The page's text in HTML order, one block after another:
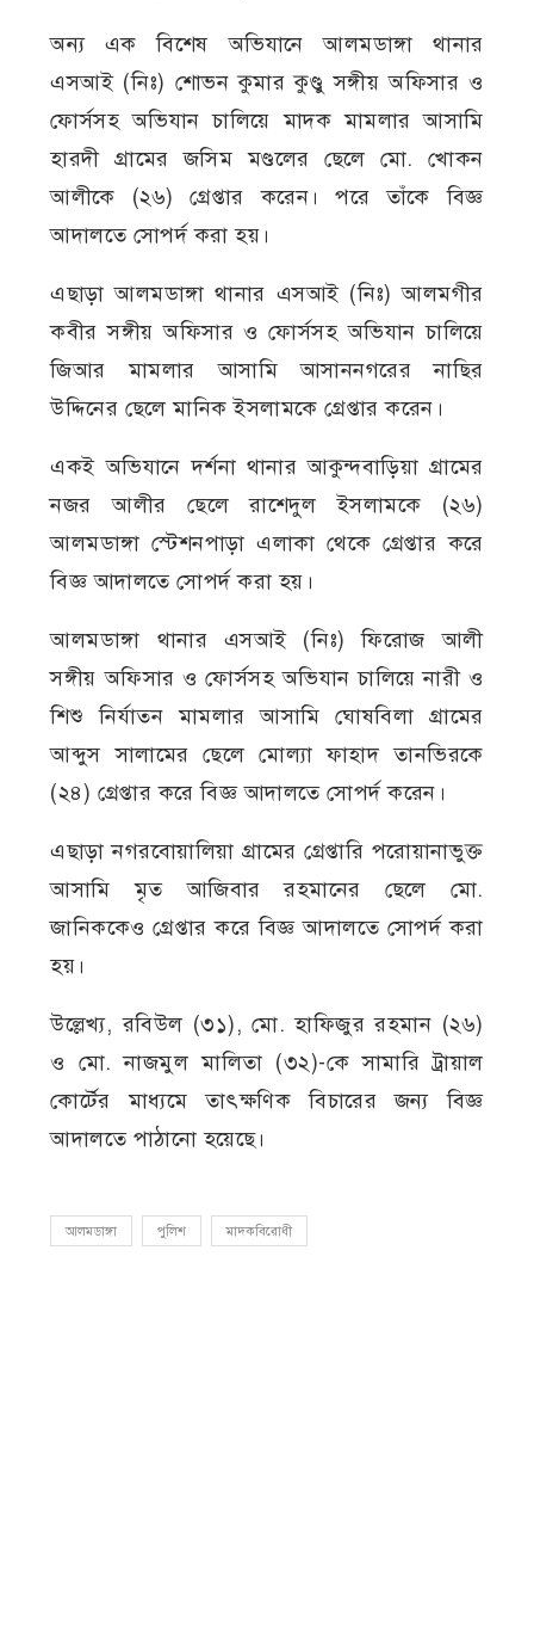
অন্য এক বিশেষ অভিযানে আলমডাঙ্গা থানার
এসআই (নিঃ) শোভন কুমার কুণ্ডু সঙ্গীয় অফিসার ও
ফোর্সসহ অভিযান চালিয়ে মাদক মামলার আসামি
হারদী গ্রামের জসিম মণ্ডলের ছেলে মো. খোকন
আলীকে (২৬) গ্রেপ্তার করেন। পরে তাঁকে বিজ্ঞ
আদালতে সোপর্দ করা হয়।
এছাড়া আলমডাঙ্গা থানার এসআই (নিঃ) আলমগীর
কবীর সঙ্গীয় অফিসার ও ফোর্সসহ অভিযান চালিয়ে
জিআর মামলার আসামি আসাননগরের নাছির
উদ্দিনের ছেলে মানিক ইসলামকে গ্রেপ্তার করেন।
একই অভিযানে দর্শনা থানার আকুন্দবাড়িয়া গ্রামের
নজর আলীর ছেলে রাশেদুল ইসলামকে (২৬)
আলমডাঙ্গা স্টেশনপাড়া এলাকা থেকে গ্রেপ্তার করে
বিজ্ঞ আদালতে সোপর্দ করা হয়।
আলমডাঙ্গা থানার এসআই (নিঃ) ফিরোজ আলী
সঙ্গীয় অফিসার ও ফোর্সসহ অভিযান চালিয়ে নারী ও
শিশু নির্যাতন মামলার আসামি ঘোষবিলা গ্রামের
আব্দুস সালামের ছেলে মোল্যা ফাহাদ তানভিরকে
(২৪) গ্রেপ্তার করে বিজ্ঞ আদালতে সোপর্দ করেন।
এছাড়া নগরবোয়ালিয়া গ্রামের গ্রেপ্তারি পরোয়ানাভুক্ত
আসামি মৃত আজিবার রহমানের ছেলে মো.
জানিককেও গ্রেপ্তার করে বিজ্ঞ আদালতে সোপর্দ করা
হয়।
উল্লেখ্য, রবিউল (৩১), মো. হাফিজুর রহমান (২৬)
ও মো. নাজমুল মালিতা (৩২)-কে সামারি ট্রায়াল
কোর্টের মাধ্যমে তাৎক্ষণিক বিচারের জন্য বিজ্ঞ
আদালতে পাঠানো হয়েছে।
আলমডাঙ্গা পুলিশ মাদকবিরোধী